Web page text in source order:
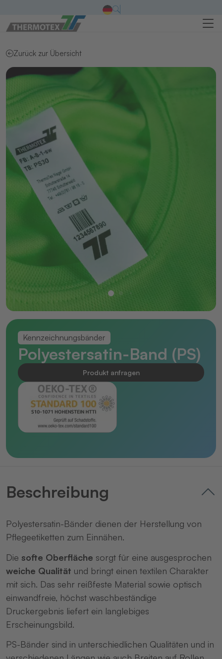
Zurück zur Übersicht
Kennzeichnungsbänder
Polyestersatin-Band (PS)
Produkt anfragen
Beschreibung
Polyestersatin-Bänder dienen der Herstellung von
Pflegeetiketten zum Einnähen.
Die softe Oberfläche sorgt für eine ausgesprochen
weiche Qualität und bringt einen textilen Charakter
mit sich. Das sehr reißfeste Material sowie optisch
einwandfreie, höchst waschbeständige
Druckergebnis liefert ein langlebiges
Erscheinungsbild.
PS-Bänder sind in unterschiedlichen Qualitäten und in